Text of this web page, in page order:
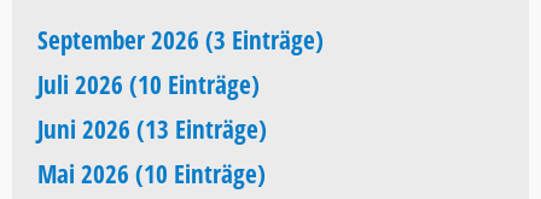
September 2026 (3 Einträge)
Juli 2026 (10 Einträge)
Juni 2026 (13 Einträge)
Mai 2026 (10 Einträge)